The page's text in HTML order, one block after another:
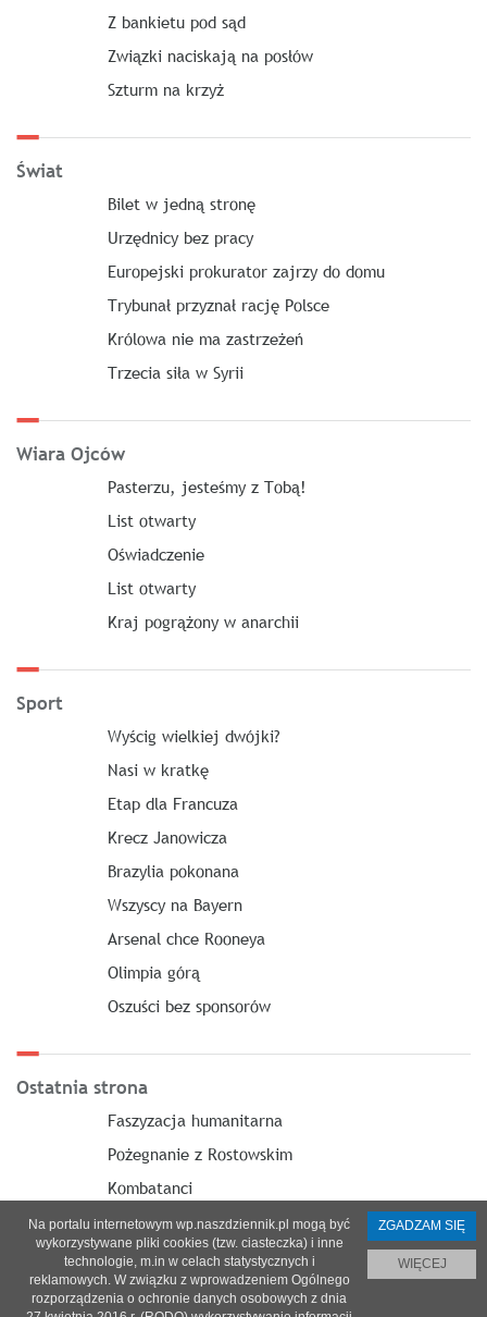
Z bankietu pod sąd
Związki naciskają na posłów
Szturm na krzyż
Świat
Bilet w jedną stronę
Urzędnicy bez pracy
Europejski prokurator zajrzy do domu
Trybunał przyznał rację Polsce
Królowa nie ma zastrzeżeń
Trzecia siła w Syrii
Wiara Ojców
Pasterzu, jesteśmy z Tobą!
List otwarty
Oświadczenie
List otwarty
Kraj pogrążony w anarchii
Sport
Wyścig wielkiej dwójki?
Nasi w kratkę
Etap dla Francuza
Krecz Janowicza
Brazylia pokonana
Wszyscy na Bayern
Arsenal chce Rooneya
Olimpia górą
Oszuści bez sponsorów
Ostatnia strona
Faszyzacja humanitarna
Pożegnanie z Rostowskim
Kombatanci
O nas| Reklama|Prenumerata|
Na portalu internetowym wp.naszdziennik.pl mogą być
wykorzystywane pliki cookies (tzw. ciasteczka) i inne
technologie, m.in w celach statystycznych i
reklamowych. W związku z wprowadzeniem Ogólnego
rozporządzenia o ochronie danych osobowych z dnia
ZGADZAM SIĘ
WIĘCEJ